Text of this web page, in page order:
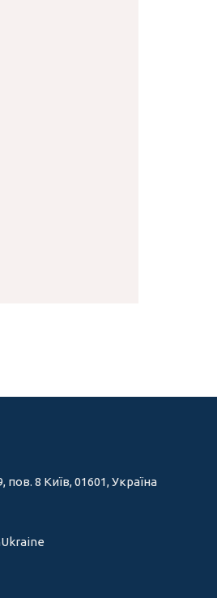
пов. 8 Київ, 01601, Україна